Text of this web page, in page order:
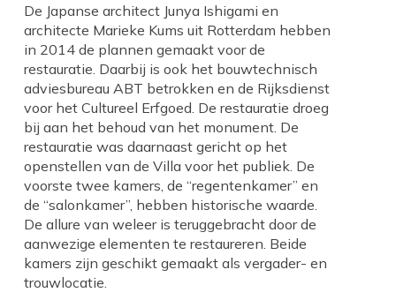
De Japanse architect Junya Ishigami en
architecte Marieke Kums uit Rotterdam hebben
in 2014 de plannen gemaakt voor de
restauratie. Daarbij is ook het bouwtechnisch
adviesbureau ABT betrokken en de Rijksdienst
voor het Cultureel Erfgoed. De restauratie droeg
bij aan het behoud van het monument. De
restauratie was daarnaast gericht op het
openstellen van de Villa voor het publiek. De
voorste twee kamers, de “regentenkamer” en
de “salonkamer”, hebben historische waarde.
De allure van weleer is teruggebracht door de
aanwezige elementen te restaureren. Beide
kamers zijn geschikt gemaakt als vergader- en
trouwlocatie.